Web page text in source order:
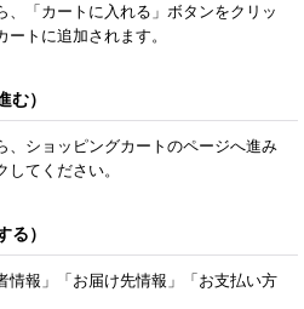
、「カートに入れる」ボタンをクリッ
トに追加されます。
）
、ショッピングカートのページへ進み
してください。
）
情報」「お届け先情報」「お支払い方